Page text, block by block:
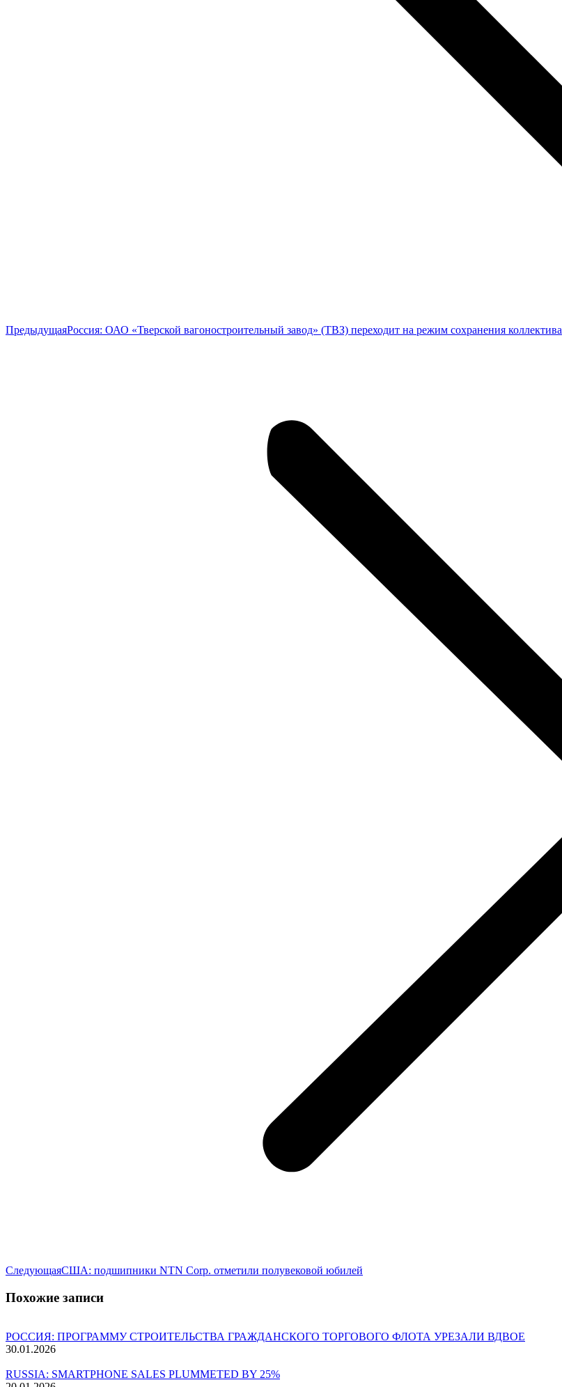
ПредыдущаяПредыдущая
Россия: ОАО «Тверской вагоностроительный завод» (ТВЗ) переходит на режим сохранения коллектива
СледующаяСледующая
США: подшипники NTN Corp. отметили полувековой юбилей
Похожие записи
РОССИЯ: ПРОГРАММУ СТРОИТЕЛЬСТВА ГРАЖДАНСКОГО ТОРГОВОГО ФЛОТА УРЕЗАЛИ ВДВОЕ
30.01.2026
RUSSIA: SMARTPHONE SALES PLUMMETED BY 25%